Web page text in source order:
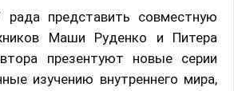
рада представить совместную
Маши Руденко и Питера
презентуют новые серии
изучению внутреннего мира,